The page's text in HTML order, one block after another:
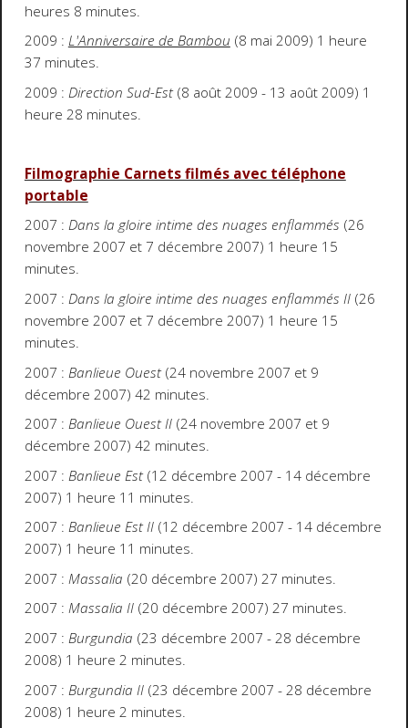
heures 8 minutes.
2009 : L'Anniversaire de Bambou (8 mai 2009) 1 heure
37 minutes.
2009 : Direction Sud-Est(8 août 2009 - 13 août 2009) 1
heure 28 minutes.
Filmographie Carnets filmés avec téléphone
portable
2007 : Dans la gloire intime des nuages enflammés (26
novembre 2007 et 7 décembre 2007) 1 heure 15
minutes.
2007 : Dans la gloire intime des nuages enflammés II(26
novembre 2007 et 7 décembre 2007) 1 heure 15
minutes.
2007 : Banlieue Ouest(24 novembre 2007 et 9
décembre 2007) 42 minutes.
2007 : Banlieue Ouest II(24 novembre 2007 et 9
décembre 2007) 42 minutes.
2007 : Banlieue Est(12 décembre 2007 - 14 décembre
2007) 1 heure 11 minutes.
2007 : Banlieue Est II(12 décembre 2007 - 14 décembre
2007) 1 heure 11 minutes.
2007 : Massalia (20 décembre 2007) 27 minutes.
2007 : Massalia II(20 décembre 2007) 27 minutes.
2007 : Burgundia (23 décembre 2007 - 28 décembre
2008) 1 heure 2 minutes.
2007 : Burgundia II(23 décembre 2007 - 28 décembre
2008) 1 heure 2 minutes.